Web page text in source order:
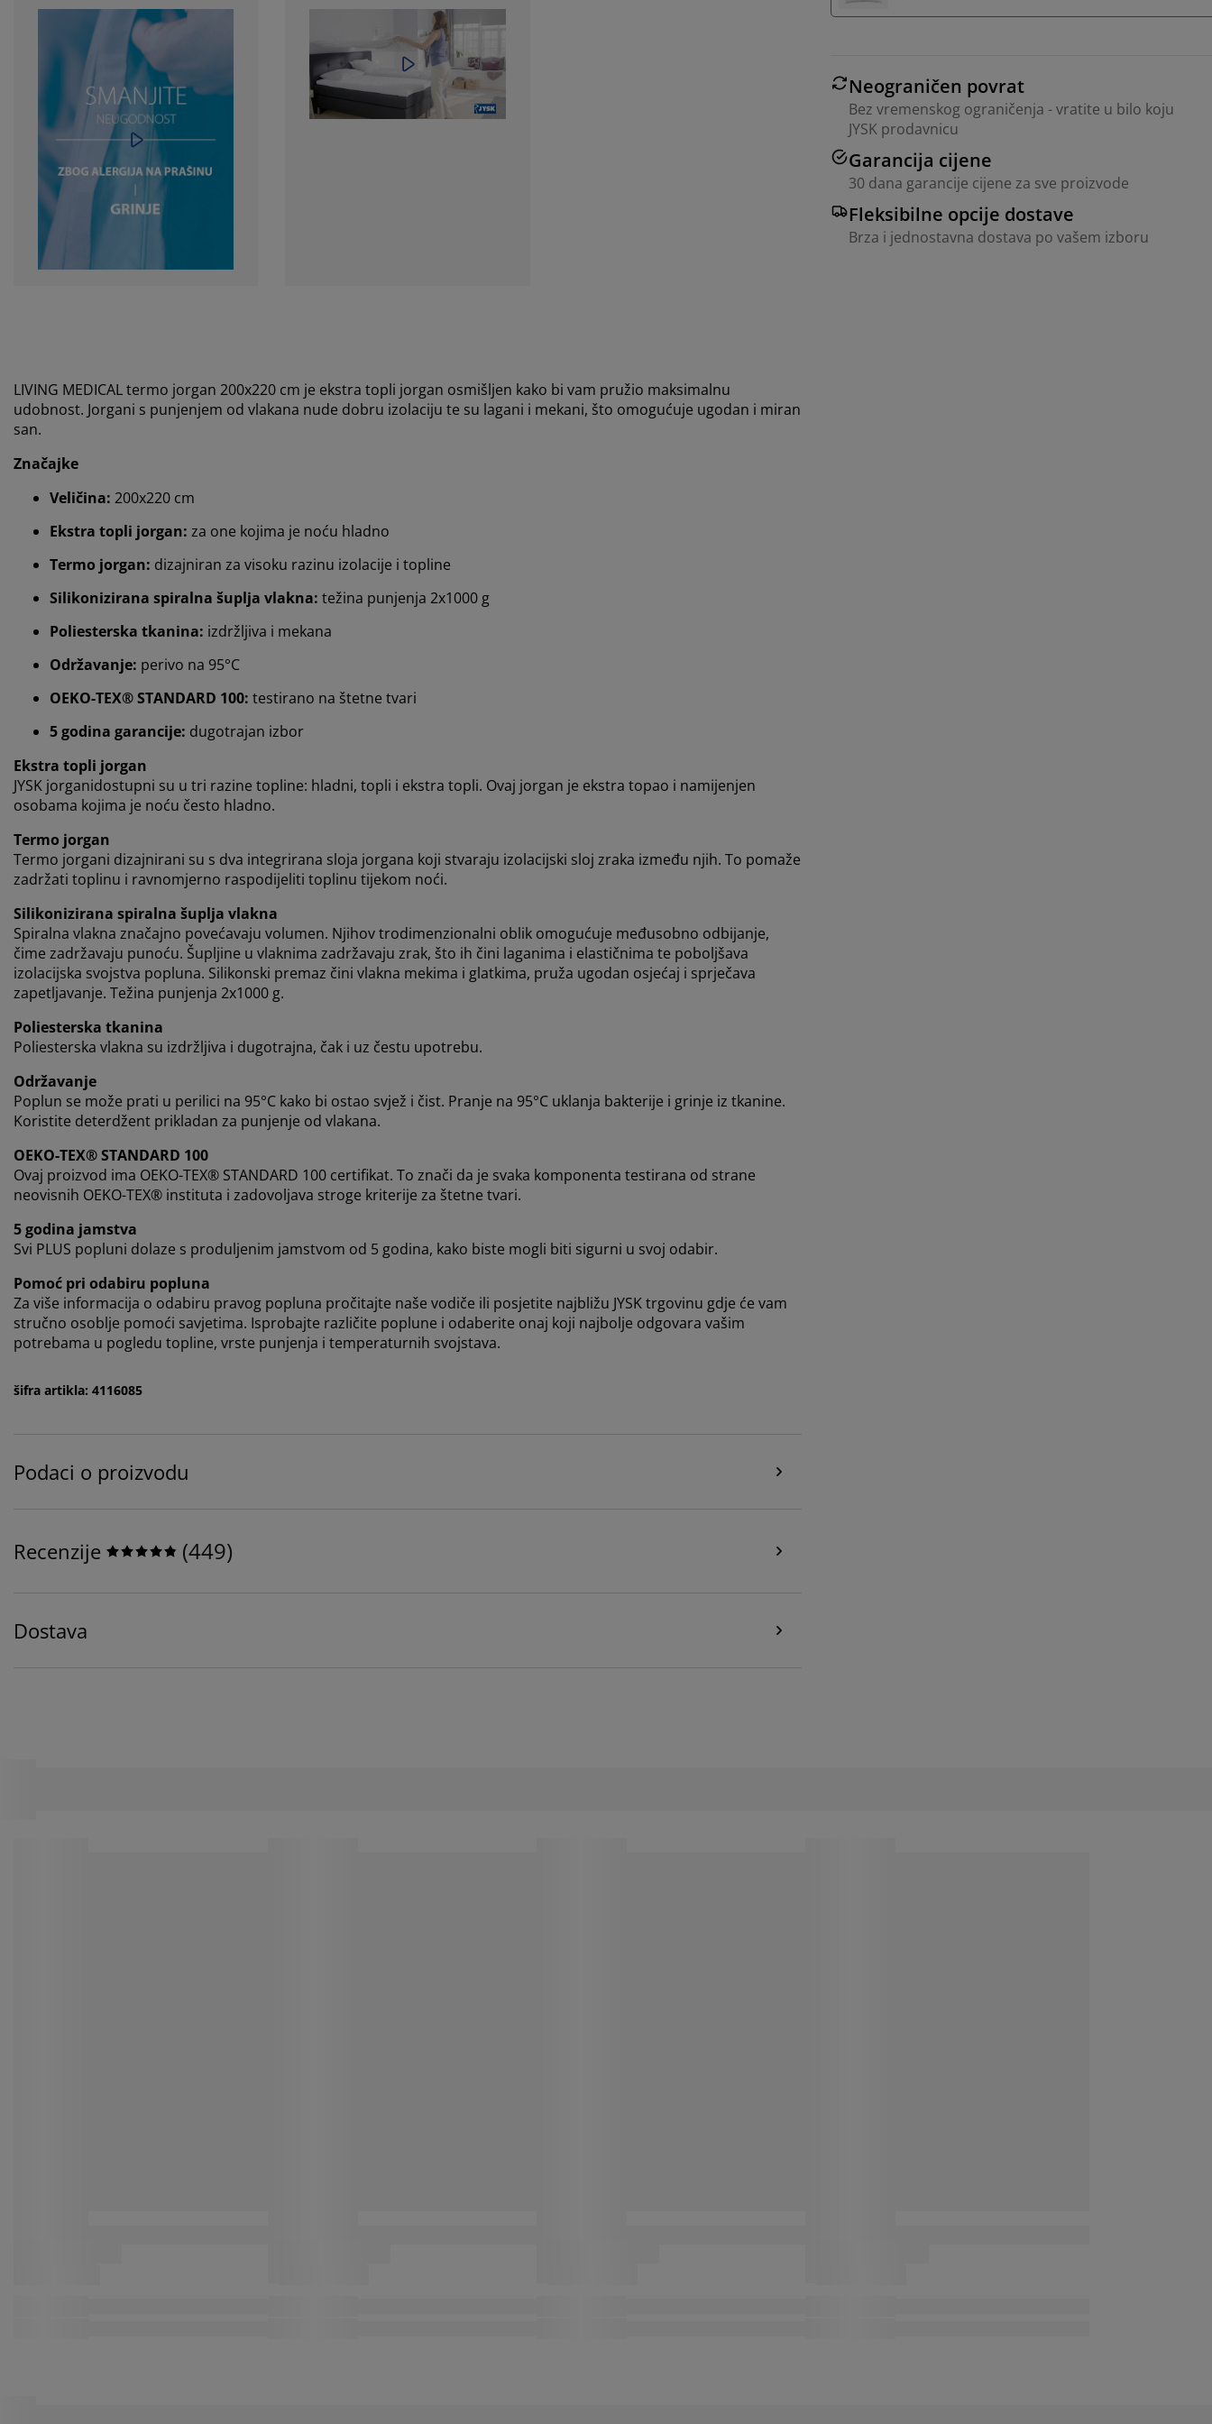
Neograničen povrat
Bez vremenskog ograničenja - vratite u bilo koju
JYSK prodavnicu
Garancija cijene
30 dana garancije cijene za sve proizvode
Fleksibilne opcije dostave
Brza i jednostavna dostava po vašem izboru
LIVING MEDICAL termo jorgan 200x220 cm je ekstra topli jorgan osmišljen kako bi vam pružio maksimalnu
udobnost. Jorgani s punjenjem od vlakana nude dobru izolaciju te su lagani i mekani, što omogućuje ugodan i miran
san.
Značajke
Veličina: 200x220 cm
Ekstra topli jorgan: za one kojima je noću hladno
Termo jorgan: dizajniran za visoku razinu izolacije i topline
Silikonizirana spiralna šuplja vlakna: težina punjenja 2x1000 g
Poliesterska tkanina: izdržljiva i mekana
Održavanje: perivo na 95°C
OEKO-TEX® STANDARD 100: testirano na štetne tvari
5 godina garancije: dugotrajan izbor
Ekstra topli jorgan
JYSK jorganidostupni su u tri razine topline: hladni, topli i ekstra topli. Ovaj jorgan je ekstra topao i namijenjen
osobama kojima je noću često hladno.
Termo jorgan
Termo jorgani dizajnirani su s dva integrirana sloja jorgana koji stvaraju izolacijski sloj zraka između njih. To pomaže
zadržati toplinu i ravnomjerno raspodijeliti toplinu tijekom noći.
Silikonizirana spiralna šuplja vlakna
Spiralna vlakna značajno povećavaju volumen. Njihov trodimenzionalni oblik omogućuje međusobno odbijanje,
čime zadržavaju punoću. Šupljine u vlaknima zadržavaju zrak, što ih čini laganima i elastičnima te poboljšava
izolacijska svojstva popluna. Silikonski premaz čini vlakna mekima i glatkima, pruža ugodan osjećaj i sprječava
zapetljavanje. Težina punjenja 2x1000 g.
Poliesterska tkanina
Poliesterska vlakna su izdržljiva i dugotrajna, čak i uz čestu upotrebu.
Održavanje
Poplun se može prati u perilici na 95°C kako bi ostao svjež i čist. Pranje na 95°C uklanja bakterije i grinje iz tkanine.
Koristite deterdžent prikladan za punjenje od vlakana.
OEKO-TEX® STANDARD 100
Ovaj proizvod ima OEKO-TEX® STANDARD 100 certifikat. To znači da je svaka komponenta testirana od strane
neovisnih OEKO-TEX® instituta i zadovoljava stroge kriterije za štetne tvari.
5 godina jamstva
Svi PLUS popluni dolaze s produljenim jamstvom od 5 godina, kako biste mogli biti sigurni u svoj odabir.
Pomoć pri odabiru popluna
Za više informacija o odabiru pravog popluna pročitajte naše vodiče ili posjetite najbližu JYSK trgovinu gdje će vam
stručno osoblje pomoći savjetima. Isprobajte različite poplune i odaberite onaj koji najbolje odgovara vašim
potrebama u pogledu topline, vrste punjenja i temperaturnih svojstava.
šifra artikla: 4116085
Podaci o proizvodu
Recenzije (449)
Dostava